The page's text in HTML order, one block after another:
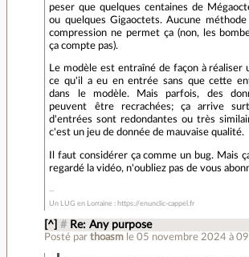
peser que quelques centaines de
ou quelques Gigaoctets. Aucune méthode
compression ne permet ça (non, les
ça compte pas).
Le modèle est entraîné de façon à réaliser
ce qu'il a eu en entrée sans que cette
dans le modèle. Mais parfois, des
peuvent être recrachées; ça arrive
d'entrées sont redondantes ou très
c'est un jeu de donnée de mauvaise qualité.
Il faut considérer ça comme un bug. Mais
regardé la vidéo, n'oubliez pas de vous
Un LUG en Lorraine : https://enunclic-cappel.fr
[^] # Re: Any purpose
Posté parthoasm le 05 novembre 2024 à